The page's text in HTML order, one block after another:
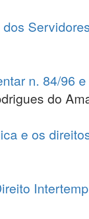
n. 84/96
do
e os